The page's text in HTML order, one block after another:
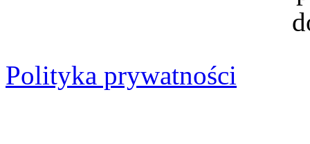
Polityka prywatności